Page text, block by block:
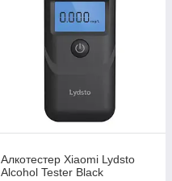
Алкотестер Xiaomi Lydsto
Alcohol Tester Black